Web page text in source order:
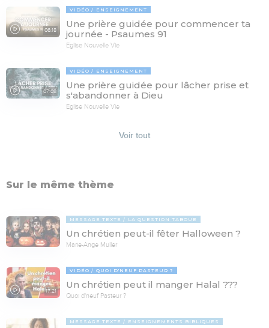
06:18
VIDÉO ENSEIGNEMENT
Une prière guidée pour commencer ta
journée - Psaumes 91
Eglise Nouvelle Vie
07:08
VIDÉO ENSEIGNEMENT
Une prière guidée pour lâcher prise et
s'abandonner à Dieu
Eglise Nouvelle Vie
Voir tout
Sur le même thème
MESSAGE TEXTE LA QUESTION TABOUE
Un chrétien peut-il fêter Halloween ?
Marie-Ange Muller
17:21
VIDÉO QUOI D'NEUF PASTEUR ?
Un chrétien peut il manger Halal ???
Quoi d'neuf Pasteur ?
MESSAGE TEXTE ENSEIGNEMENTS BIBLIQUES